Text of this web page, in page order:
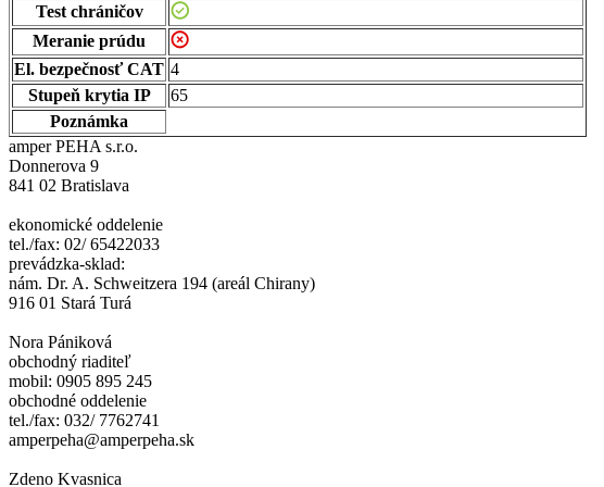
Test chráničov
Meranie prúdu
El. bezpečnosť CAT 4
Stupeň krytia IP
65
Poznámka
amper PEHA s.r.o.
Donnerova 9
841 02 Bratislava
ekonomické oddelenie
tel./fax: 02/ 65422033
prevádzka-sklad:
nám. Dr. A. Schweitzera 194 (areál Chirany)
916 01 Stará Turá
Nora Pániková
obchodný riaditeľ
mobil: 0905 895 245
obchodné oddelenie
tel./fax: 032/ 7762741
amperpeha@amperpeha.sk
Zdeno Kvasnica